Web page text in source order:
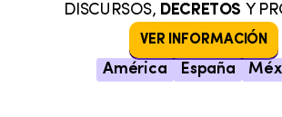
DISCURSOS, DECRETOS Y
VER INFORMACIÓN
América España